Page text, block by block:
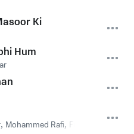
Ki
Hum
, Mohammed Rafi, Francis Vaz